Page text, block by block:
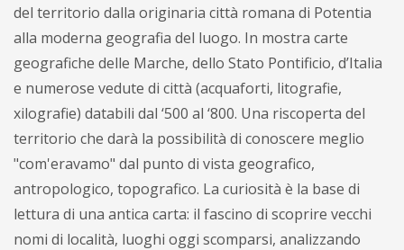
del territorio dalla originaria città romana di Potentia
alla moderna geografia del luogo. In mostra carte
geografiche delle Marche, dello Stato Pontificio, d’Italia
e numerose vedute di città (acquaforti, litografie,
xilografie) databili dal ‘500 al ‘800. Una riscoperta del
territorio che darà la possibilità di conoscere meglio
"com'eravamo" dal punto di vista geografico,
antropologico, topografico. La curiosità è la base di
lettura di una antica carta: il fascino di scoprire vecchi
nomi di località, luoghi oggi scomparsi, analizzando